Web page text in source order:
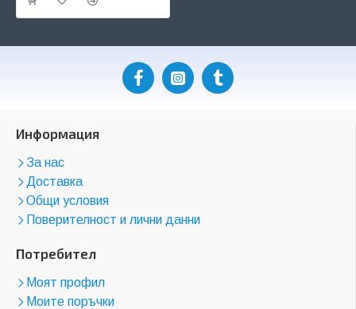
Информация
За нас
Доставка
Общи условия
Поверителност и лични данни
Потребител
Моят профил
Моите поръчки